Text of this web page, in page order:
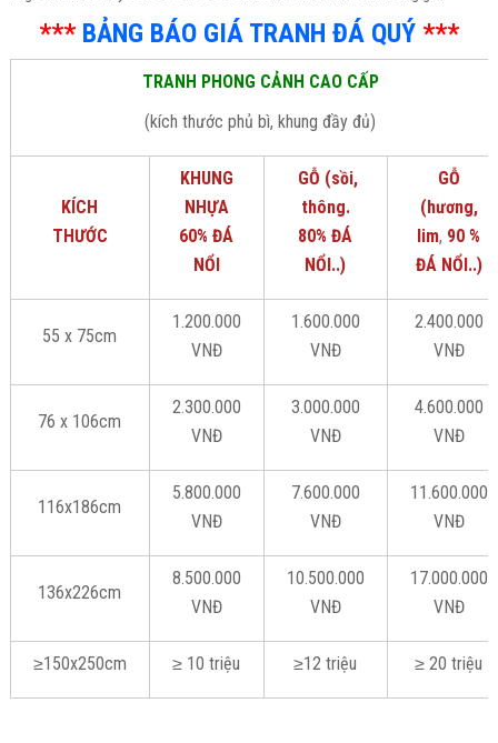
*** BẢNG BÁO GIÁ TRANH ĐÁ QUÝ***
TRANH PHONG CẢNH CAO CẤP
(kích thước phủ bì, khung đầy đủ)
KÍCH
THƯỚC
KHUNG
NHỰA
60% ĐÁ
NỔI
GỖ (sồi,
thông.
80% ĐÁ
NỔI..)
GỖ
(hương,
lim, 90 %
ĐÁ NỔI..)
55 x 75cm
1.200.000
VNĐ
1.600.000
VNĐ
2.400.000
VNĐ
76 x 106cm
2.300.000
VNĐ
3.000.000
VNĐ
4.600.000
VNĐ
116x186cm
5.800.000
VNĐ
7.600.000
VNĐ
11.600.000
VNĐ
136x226cm
8.500.000
VNĐ
10.500.000
VNĐ
17.000.000
VNĐ
≥150x250cm ≥ 10 triệu ≥12 triệu ≥ 20 triệu